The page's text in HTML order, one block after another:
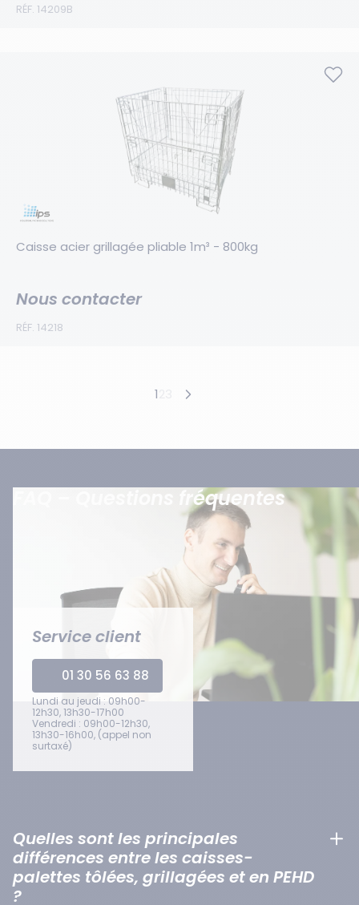
RÉF. 14209B
Caisse acier grillagée pliable 1m³ - 800kg
RÉF. 14218
Nous contacter
Produits précédents
1 Produits suivants
FAQ – Questions fréquentes
Service client
01 30 56 63 88
Lundi au jeudi : 09h00-
12h30, 13h30-17h00
Vendredi : 09h00-12h30,
13h30-16h00, (appel non
surtaxé)
Quelles sont les principales
différences entre les caisses-
palettes tôlées, grillagées et en PEHD
?